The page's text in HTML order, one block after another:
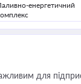
енергетичний
для